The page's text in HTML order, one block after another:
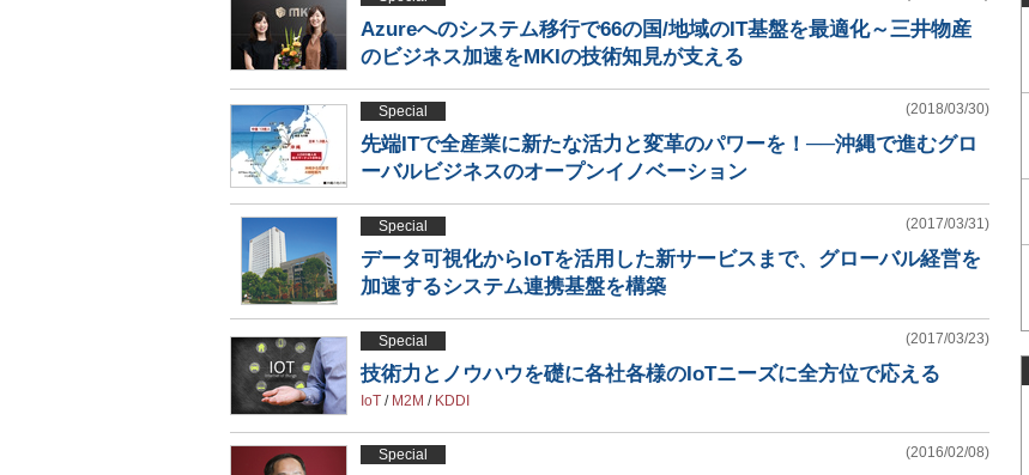
Azureへのシステム移行で66の国/地域のIT基盤を最適化～三井物産
のビジネス加速をMKIの技術知見が支える
Special (2018/03/30)
先端ITで全産業に新たな活力と変革のパワーを！──沖縄で進むグロ
ーバルビジネスのオープンイノベーション
Special (2017/03/31)
データ可視化からIoTを活用した新サービスまで、グローバル経営を
加速するシステム連携基盤を構築
Special (2017/03/23)
技術力とノウハウを礎に各社各様のIoTニーズに全方位で応える
IoT / M2M / KDDI
Special (2016/02/08)